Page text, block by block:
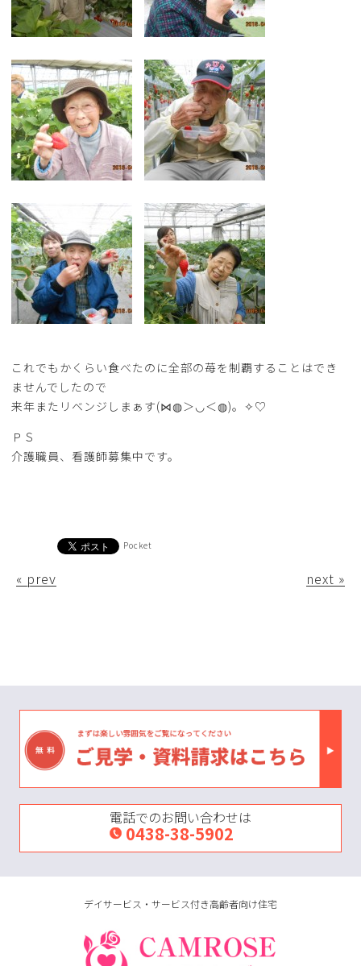
これでもかくらい食べたのに全部の苺を制覇することはでき
ませんでしたので
来年またリベンジしまぁす(⋈◍＞◡＜◍)。✧♡
ＰＳ
介護職員、看護師募集中です。
Pocket
« prev next »
電話でのお問い合わせは
0438-38-5902
デイサービス・サービス付き高齢者向け住宅